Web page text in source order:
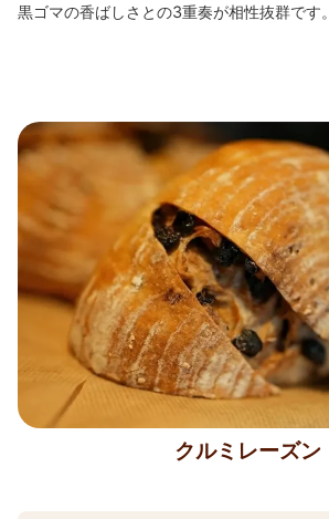
黒ゴマの香ばしさとの3重奏が相性抜群です。
クルミレーズン